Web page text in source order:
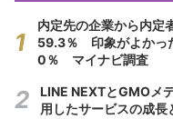
内定先の企業から内定
59.3％ 印象がよかっ
0％ マイナビ調査
LINE NEXTとGMOメ
用したサービスの成長